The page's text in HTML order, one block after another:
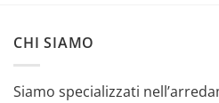
CHI SIAMO
Siamo specializzati